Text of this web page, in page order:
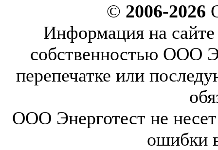
© 2006-2026
Информация на сайте
собственностью ООО
перепечатке или
ООО Энерготест не несет
ошибки